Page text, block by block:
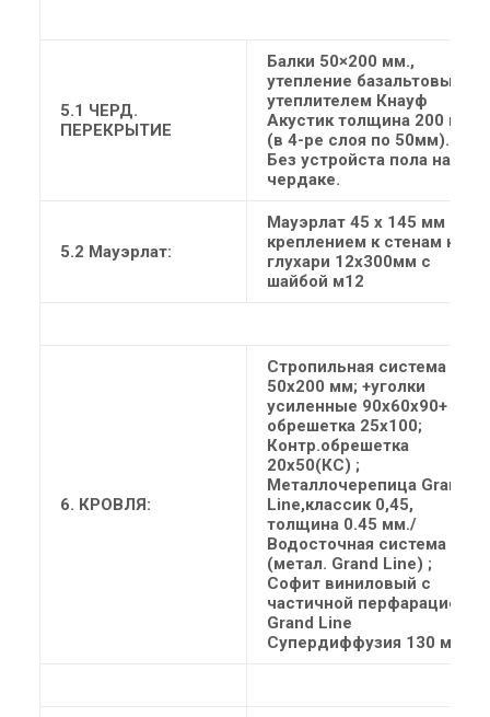
5.1 ЧЕРД.
ПЕРЕКРЫТИЕ
Балки 50×200 мм.,
утепление базальтовым
утеплителем Кнауф
Акустик толщина 200 мм
(в 4-ре слоя по 50мм).
Без устройста пола на
чердаке.
5.2 Мауэрлат:
Мауэрлат 45 х 145 мм с
креплением к стенам на
глухари 12х300мм с
шайбой м12
6. КРОВЛЯ:
Стропильная система
50х200 мм; +уголки
усиленные 90х60х90+
обрешетка 25х100;
Контр.обрешетка
20х50(КС) ;
Металлочерепица Grand
Line,классик 0,45,
толщина 0.45 мм./
Водосточная система
(метал. Grand Line) ;
Софит виниловый с
частичной перфарацией.;
Grand Line
Супердиффузия 130 мм